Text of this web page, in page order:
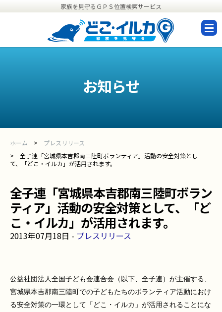
家族を見守るＧＰＳ位置検索サービス
設
定
お知らせ
ホーム
プレスリリース
全子連「宮城県本吉郡南三陸町ボランティア」活動の安全対策とし
て、「どこ・イルカ」が活用されます。
全子連「宮城県本吉郡南三陸町ボラン
ティア」活動の安全対策として、「ど
こ・イルカ」が活用されます。
2013年07月18日 - プレスリリース
公益社団法人全国子ども会連合会（以下、全子連）が主催する、
宮城県本吉郡南三陸町での子どもたちのボランティア活動におけ
る安全対策の一環として「どこ・イルカ」が活用されることにな